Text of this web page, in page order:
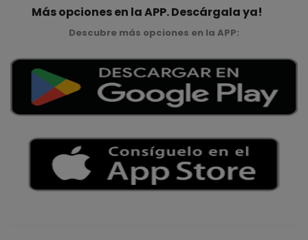
Más opciones en la APP. Descárgala ya!
Descubre más opciones en la APP: